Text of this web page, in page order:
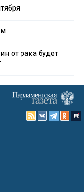
от рака будет